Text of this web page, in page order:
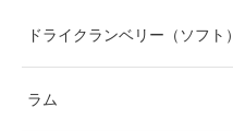
ドライクランベリー（ソフト）
ラム